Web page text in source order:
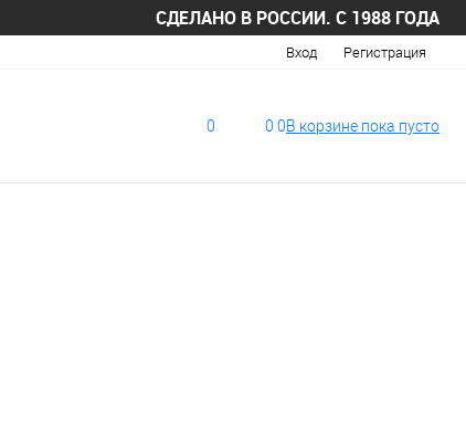
СДЕЛАНО В РОССИИ. С 1988 ГОДА
Вход Регистрация
0 0 0В корзине пока пусто